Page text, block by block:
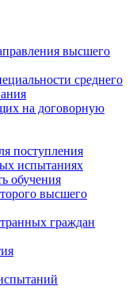
высшего
среднего
на договорную
поступления
испытаниях
обучения
высшего
граждан